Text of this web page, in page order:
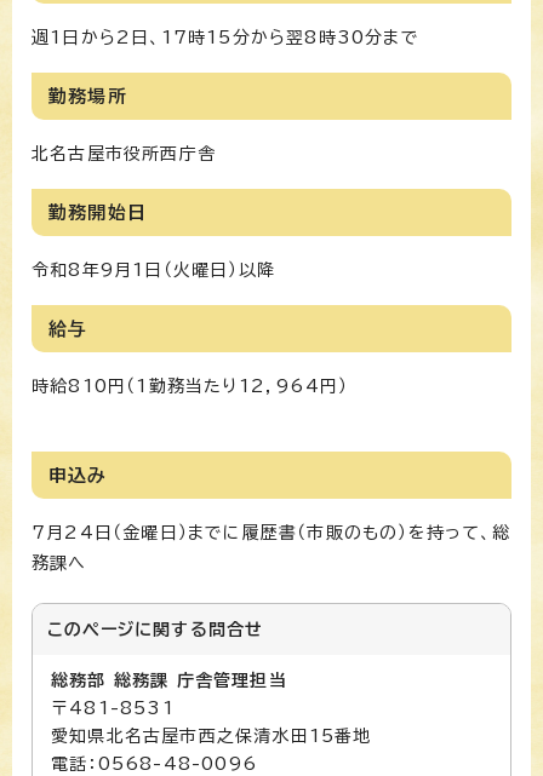
週1日から2日、17時15分から翌8時30分まで
勤務場所
北名古屋市役所西庁舎
勤務開始日
令和8年9月1日（火曜日）以降
給与
時給810円（1勤務当たり12，964円）
申込み
7月24日（金曜日）までに履歴書（市販のもの）を持って、総
務課へ
このページに関する 問合せ
総務部 総務課 庁舎管理担当
〒481-8531
愛知県北名古屋市西之保清水田15番地
電話：0568-48-0096